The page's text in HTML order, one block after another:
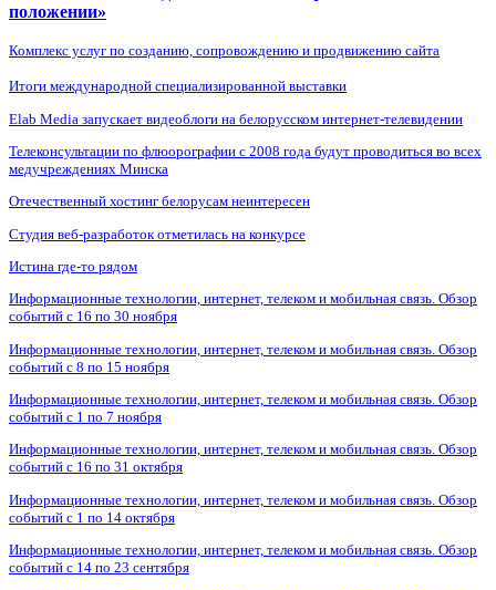
положении»
Комплекс услуг по созданию, сопровождению и продвижению сайта
Итоги международной специализированной выставки
Elab Media запускает видеоблоги на белорусском интернет-телевидении
Телеконсультации по флюорографии с 2008 года будут проводиться во всех
медучреждениях Минска
Отечественный хостинг белорусам неинтересен
Студия веб-разработок отметилась на конкурсе
Истина где-то рядом
Информационные технологии, интернет, телеком и мобильная связь. Обзор
событий с 16 по 30 ноября
Информационные технологии, интернет, телеком и мобильная связь. Обзор
событий с 8 по 15 ноября
Информационные технологии, интернет, телеком и мобильная связь. Обзор
событий с 1 по 7 ноября
Информационные технологии, интернет, телеком и мобильная связь. Обзор
событий с 16 по 31 октября
Информационные технологии, интернет, телеком и мобильная связь. Обзор
событий с 1 по 14 октября
Информационные технологии, интернет, телеком и мобильная связь. Обзор
событий с 14 по 23 сентября